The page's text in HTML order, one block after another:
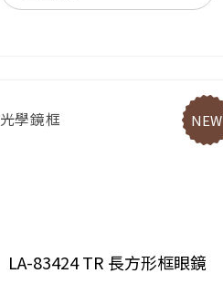
光學鏡框 NEW
LA-83424 TR 長方形框眼鏡